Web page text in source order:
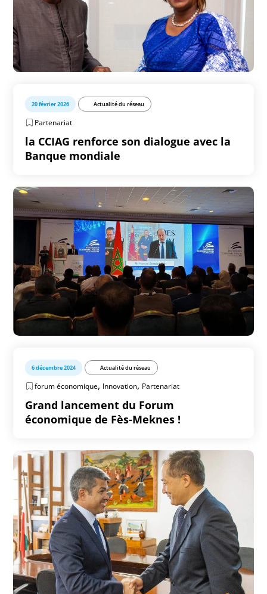
20 février 2026 Actualité du réseau
Partenariat
la CCIAG renforce son dialogue avec la
Banque mondiale
6 décembre 2024 Actualité du réseau
forum économique, Innovation, Partenariat
Grand lancement du Forum
économique de Fès-Meknes !